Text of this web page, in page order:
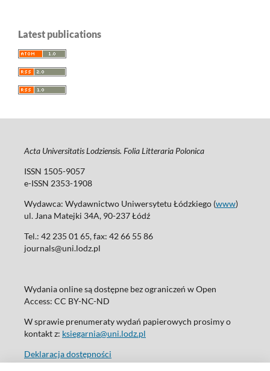
Latest publications
Acta Universitatis Lodziensis. Folia Litteraria Polonica
ISSN 1505-9057
e-ISSN 2353-1908
Wydawca: Wydawnictwo Uniwersytetu Łódzkiego (www)
ul. Jana Matejki 34A, 90-237 Łódź
Tel.: 42 235 01 65, fax: 42 66 55 86
journals@uni.lodz.pl
Wydania online są dostępne bez ograniczeń w Open
Access: CC BY-NC-ND
W sprawie prenumeraty wydań papierowych prosimy o
kontakt z: ksiegarnia@uni.lodz.pl
Deklaracja dostępności